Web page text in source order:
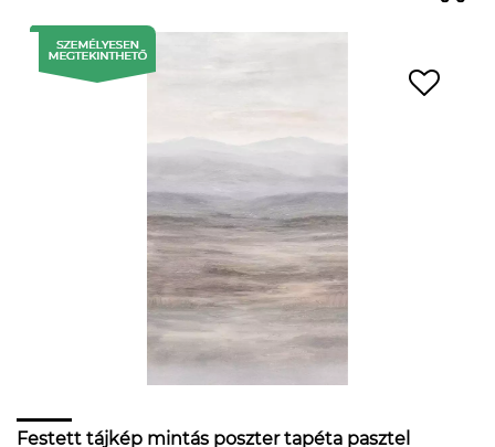
Festett tájkép mintás poszter tapéta pasztel